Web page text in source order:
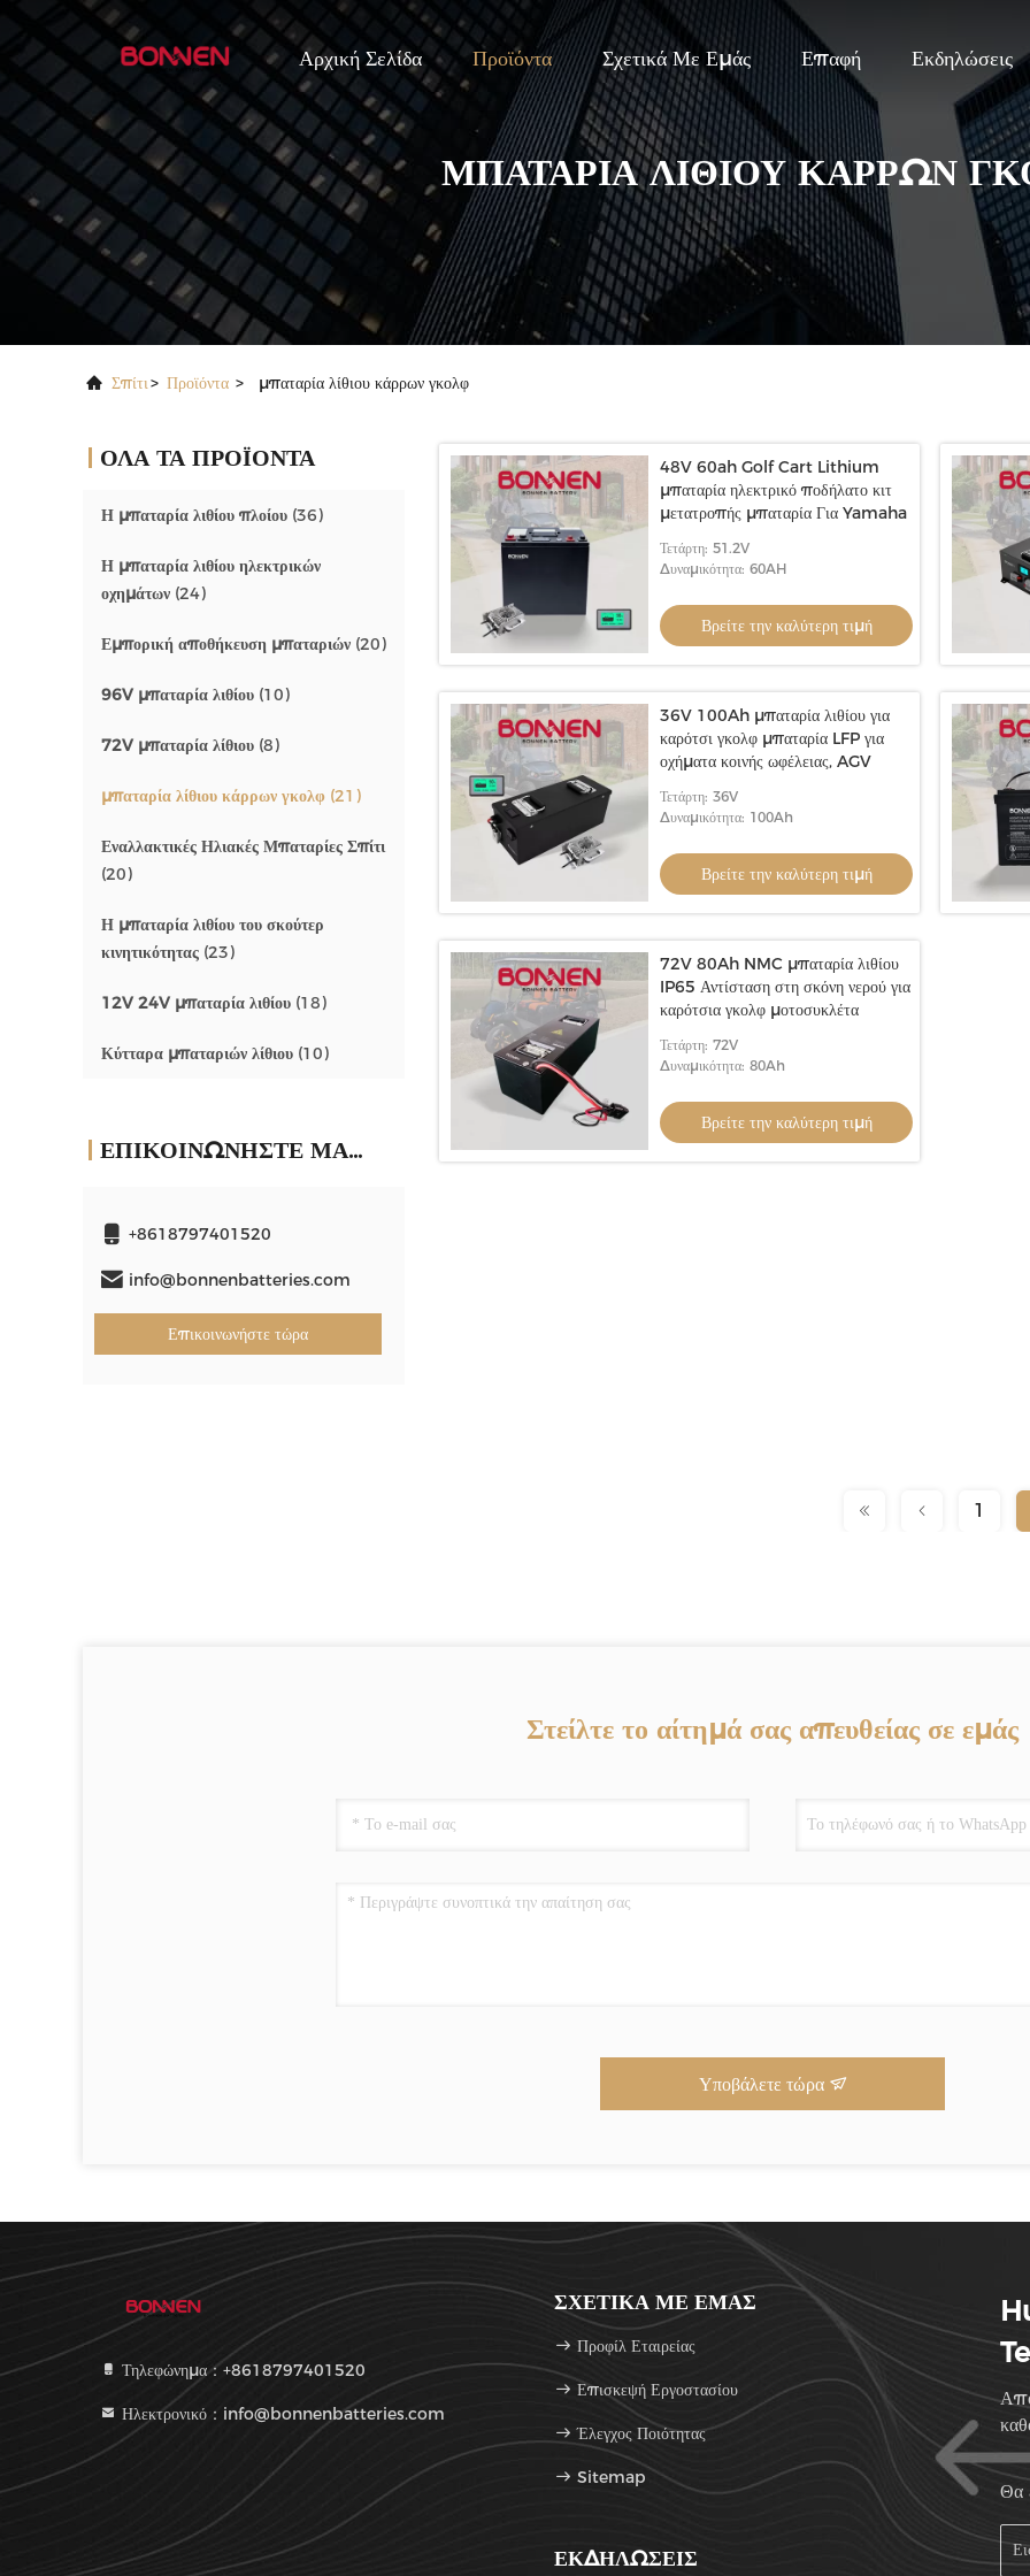
Αρχική Σελίδα Προϊόντα Σχετικά Με Εμάς Επαφή Εκδηλώσεις
ΜΠΑΤΑΡΊΑ ΛΊΘΙΟΥ ΚΆΡΡΩΝ
Σπίτι> Προϊόντα > μπαταρία λίθιου κάρρων γκολφ
ΟΛΑ ΤΑ ΠΡΟΪΌΝΤΑ
Η μπαταρία λιθίου πλοίου (36)
Η μπαταρία λιθίου ηλεκτρικών
οχημάτων (24)
Εμπορική αποθήκευση μπαταριών (20)
96V μπαταρία λιθίου (10)
72V μπαταρία λίθιου (8)
μπαταρία λίθιου κάρρων γκολφ (21)
Εναλλακτικές Ηλιακές Μπαταρίες Σπίτι
(20)
Η μπαταρία λιθίου του σκούτερ
κινητικότητας (23)
12V 24V μπαταρία λιθίου (18)
Κύτταρα μπαταριών λίθιου (10)
ΕΠΙΚΟΙΝΩΝΉΣΤΕ ΜΑΖΊ ΜΑΣ
+8618797401520
info@bonnenbatteries.com
Επικοινωνήστε τώρα
48V 60ah Golf Cart Lithium
μπαταρία ηλεκτρικό ποδήλατο κιτ
μετατροπής μπαταρία Για Yamaha
Τετάρτη: 51.2V
Δυναμικότητα: 60AH
Βρείτε την καλύτερη τιμή
36V 100Ah μπαταρία λιθίου για
καρότσι γκολφ μπαταρία LFP για
οχήματα κοινής ωφέλειας, AGV
Τετάρτη: 36V
Δυναμικότητα: 100Ah
Βρείτε την καλύτερη τιμή
72V 80Ah NMC μπαταρία λιθίου
IP65 Αντίσταση στη σκόνη νερού για
καρότσια γκολφ μοτοσυκλέτα
Τετάρτη: 72V
Δυναμικότητα: 80Ah
Βρείτε την καλύτερη τιμή
1
Στείλτε το αίτημά σας απευθείας σε εμάς
Υποβάλετε τώρα
Τηλεφώνημα：+8618797401520
Ηλεκτρονικό：info@bonnenbatteries.com
ΣΧΕΤΙΚΆ ΜΕ ΕΜΆΣ
Προφίλ Εταιρείας
Επισκεψή Εργοστασίου
Έλεγχος Ποιότητας
Sitemap
ΕΚΔΗΛΏΣΕΙΣ
Θα